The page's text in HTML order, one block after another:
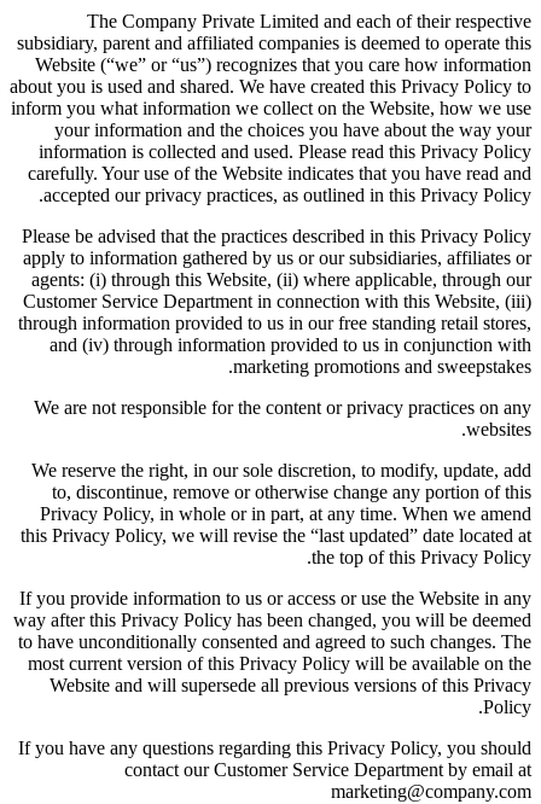
The Company Private Limited and each of their respective
subsidiary, parent and affiliated companies is deemed to operate this
Website (“we” or “us”) recognizes that you care how information
about you is used and shared. We have created this Privacy Policy to
inform you what information we collect on the Website, how we use
your information and the choices you have about the way your
information is collected and used. Please read this Privacy Policy
carefully. Your use of the Website indicates that you have read and
accepted our privacy practices, as outlined in this Privacy Policy.
Please be advised that the practices described in this Privacy Policy
apply to information gathered by us or our subsidiaries, affiliates or
agents: (i) through this Website, (ii) where applicable, through our
Customer Service Department in connection with this Website, (iii)
through information provided to us in our free standing retail stores,
and (iv) through information provided to us in conjunction with
marketing promotions and sweepstakes.
We are not responsible for the content or privacy practices on any
websites.
We reserve the right, in our sole discretion, to modify, update, add
to, discontinue, remove or otherwise change any portion of this
Privacy Policy, in whole or in part, at any time. When we amend
this Privacy Policy, we will revise the “last updated” date located at
the top of this Privacy Policy.
If you provide information to us or access or use the Website in any
way after this Privacy Policy has been changed, you will be deemed
to have unconditionally consented and agreed to such changes. The
most current version of this Privacy Policy will be available on the
Website and will supersede all previous versions of this Privacy
Policy.
If you have any questions regarding this Privacy Policy, you should
contact our Customer Service Department by email at
marketing@company.com